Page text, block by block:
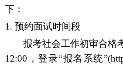
下：
1. 预约面试时间段
报考社会工作初审合格
1 2:00 ，登录“报名系统